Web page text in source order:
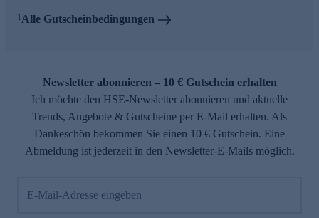
1 Alle Gutscheinbedingungen
Newsletter abonnieren – 10 € Gutschein erhalten
Ich möchte den HSE-Newsletter abonnieren und aktuelle
Trends, Angebote & Gutscheine per E-Mail erhalten. Als
Dankeschön bekommen Sie einen 10 € Gutschein. Eine
Abmeldung ist jederzeit in den Newsletter-E-Mails möglich.
E-Mail-Adresse eingeben